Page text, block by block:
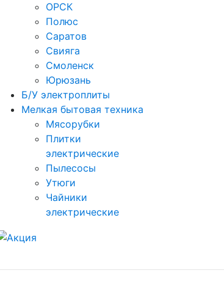
ОРСК
Полюс
Саратов
Свияга
Смоленск
Юрюзань
Б/У электроплиты
Мелкая бытовая техника
Мясорубки
Плитки
электрические
Пылесосы
Утюги
Чайники
электрические